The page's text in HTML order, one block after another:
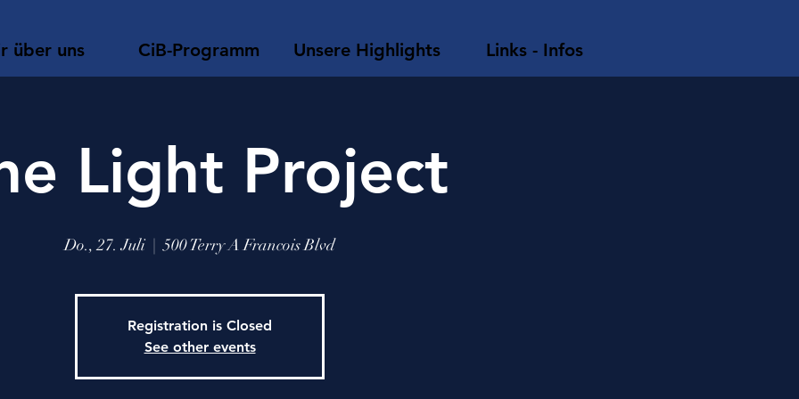
über uns CiB-Programm Unsere Highlights Links - Infos
Light Project
Do., 27. Juli
  |
500 Terry A Francois Blvd
Registration is Closed
See other events